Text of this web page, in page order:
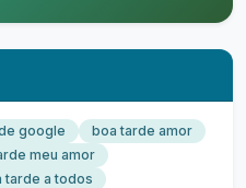
google
boa tarde amor
meu amor
tarde a todos